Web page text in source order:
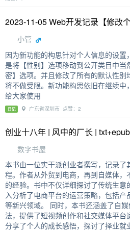
2023-11-05 Web开发记录【修改个
小管
因为新功能的构思针对个人信息的设
是将【性别】选项移动到公开类目中
密】选项。并且修改了所有的默认性别
将不做受限。新功能构思依旧在继续
给大家使用
日记 广东省深圳市 点赞：2
创业十八年 | 风中的厂长 |
数字书屋
本书由一位实干派创业者撰写，记录
程。作者从外贸到电商，再到自媒体，
的经验。书中不仅详细探讨了传统生
入分析了电商平台的运营策略，包括
等新兴领域。 同时，本书还涵盖了自
法，提供了短视频创作和社交媒体平
分享了个人的成长感悟，探讨了择业就